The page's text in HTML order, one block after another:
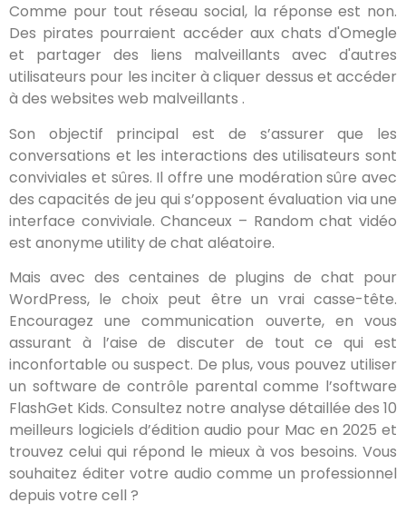
Comme pour tout réseau social, la réponse est non.
Des pirates pourraient accéder aux chats d'Omegle
et partager des liens malveillants avec d'autres
utilisateurs pour les inciter à cliquer dessus et accéder
à des websites web malveillants .
Son objectif principal est de s’assurer que les
conversations et les interactions des utilisateurs sont
conviviales et sûres. Il offre une modération sûre avec
des capacités de jeu qui s’opposent évaluation via une
interface conviviale. Chanceux – Random chat vidéo
est anonyme utility de chat aléatoire.
Mais avec des centaines de plugins de chat pour
WordPress, le choix peut être un vrai casse-tête.
Encouragez une communication ouverte, en vous
assurant à l’aise de discuter de tout ce qui est
inconfortable ou suspect. De plus, vous pouvez utiliser
un software de contrôle parental comme l’software
FlashGet Kids. Consultez notre analyse détaillée des 10
meilleurs logiciels d’édition audio pour Mac en 2025 et
trouvez celui qui répond le mieux à vos besoins. Vous
souhaitez éditer votre audio comme un professionnel
depuis votre cell ?